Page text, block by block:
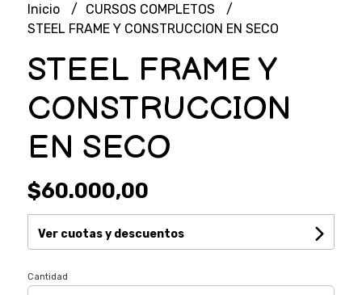
Inicio
CURSOS COMPLETOS
STEEL FRAME Y CONSTRUCCION EN SECO
STEEL FRAME Y
CONSTRUCCION
EN SECO
$60.000,00
Ver cuotas y descuentos
Cantidad